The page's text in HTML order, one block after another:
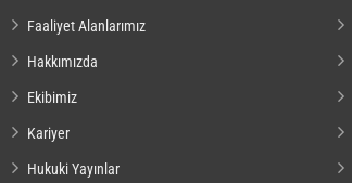
Faaliyet Alanlarımız
Hakkımızda
Ekibimiz
Kariyer
Hukuki Yayınlar